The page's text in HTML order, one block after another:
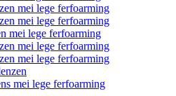
mei lege ferfoarming
mei lege ferfoarming
mei lege ferfoarming
mei lege ferfoarming
mei lege ferfoarming
mei lege ferfoarming